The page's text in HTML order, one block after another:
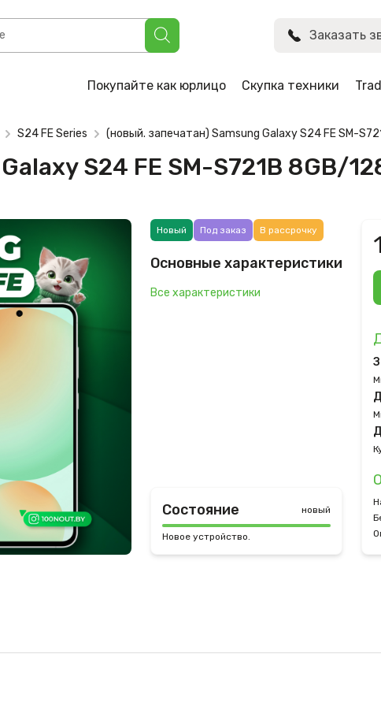
Заказать
Покупайте как юрлицо Скупка техники
S721B 8GB/128GB (мятный)
S24 FE Series (новый. запечатан) Samsung Galaxy S24 FE SM-
S24 FE SM-S721B 8GB/
Новый Под заказ В рассрочку
Основные характеристики
Все характеристики
Состояние новый
Новое устройство.